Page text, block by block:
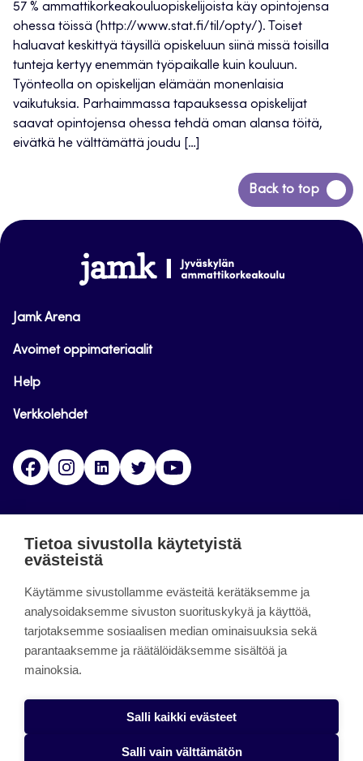
57 % ammattikorkeakouluopiskelijoista käy opintojensa
ohessa töissä (http://www.stat.fi/til/opty/). Toiset
haluavat keskittyä täysillä opiskeluun siinä missä toisilla
tunteja kertyy enemmän työpaikalle kuin kouluun.
Työnteolla on opiskelijan elämään monenlaisia
vaikutuksia. Parhaimmassa tapauksessa opiskelijat
saavat opintojensa ohessa tehdä oman alansa töitä,
eivätkä he välttämättä joudu […]
Back to top
Siirry
takaisin
www.jamk.fi
Jamk Arena
Avoimet oppimateriaalit
Help
Verkkolehdet
FacebookInstagramLinkedinTwitter
päättynyt 11.9.2023.
About the site
Käyttöehdot
Saavutettavuusseloste
Alasottoilmoitus
Tietoa sivustolla käytetyistä
evästeistä
Käytämme sivustollamme evästeitä kerätäksemme ja
analysoidaksemme sivuston suorituskykyä ja käyttöä,
tarjotaksemme sosiaalisen median ominaisuuksia sekä
parantaaksemme ja räätälöidäksemme sisältöä ja
mainoksia.
Salli kaikki evästeet
Salli vain välttämätön